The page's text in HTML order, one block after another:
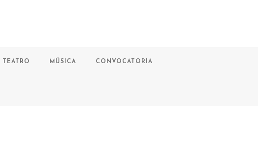
TEATRO MÚSICA CONVOCATORIA